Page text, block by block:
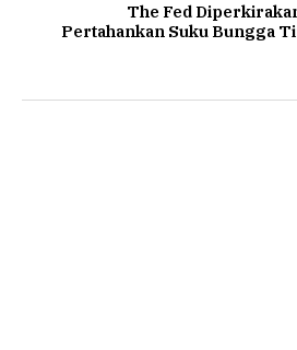
The Fed
Pertahankan Suku Bungga